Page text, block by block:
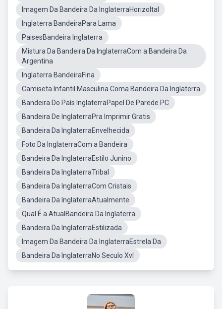
Imagem Da Bandeira Da InglaterraHorizoltal
Inglaterra BandeiraPara Lama
PaisesBandeira Inglaterra
Mistura Da Bandeira Da InglaterraCom a Bandeira Da
Argentina
Inglaterra BandeiraFina
Camiseta Infantil Masculina Coma Bandeira Da Inglaterra
Bandeira Do País InglaterraPapel De Parede PC
Bandeira De InglaterraPra Imprimir Gratis
Bandeira Da InglaterraEnvelhecida
Foto Da InglaterraCom a Bandeira
Bandeira Da InglaterraEstilo Junino
Bandeira Da InglaterraTribal
Bandeira Da InglaterraCom Cristais
Bandeira Da InglaterraAtualmente
Qual É a AtualBandeira Da Inglaterra
Bandeira Da InglaterraEstilizada
Imagem Da Bandeira Da InglaterraEstrela Da
Bandeira Da InglaterraNo Seculo Xvl